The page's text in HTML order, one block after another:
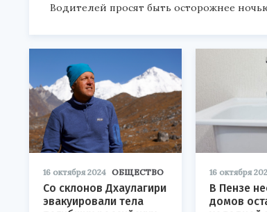
Водителей просят быть осторожнее
16 октября 2024 ОБЩЕСТВО
Со склонов Дхаулагири
эвакуировали тела
16 октября
В Пензе
домов